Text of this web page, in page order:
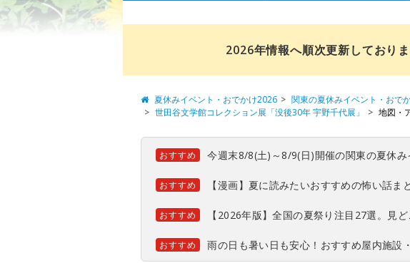
2026年情報へ順次更新しており
夏休みイベント・おでかけ2026 関東の夏休みイベント・おで
世田谷文学館コレクション展「没後30年 宇野千代展」
地図・
おすすめ 今週末8/8(土)～8/9(日)開催の関東の夏休み
おすすめ 【漫画】夏に読みたいおすすめの怖い話ま
おすすめ 【2026年版】全国の夏祭り注目27選。見
おすすめ 雨の日も暑い日も安心！おすすめ屋内施設